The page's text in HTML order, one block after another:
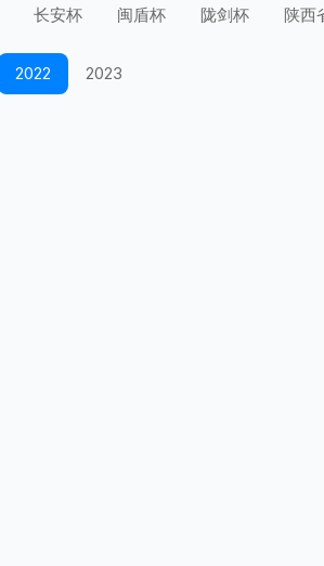
长安杯 闽盾杯 陇剑杯 陕西
2022 2023